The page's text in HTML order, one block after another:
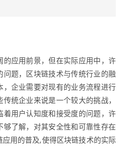
的应用前景，但在实际应用中，许
问题，区块链技术与传统行业的融
，企业需要对现有的业务流程进行
统企业来说是一个较大的挑战，
着用户认知度和接受度的问题，许
够了解，对其安全性和可靠性存在
用的普及,使得区块链技术的实际